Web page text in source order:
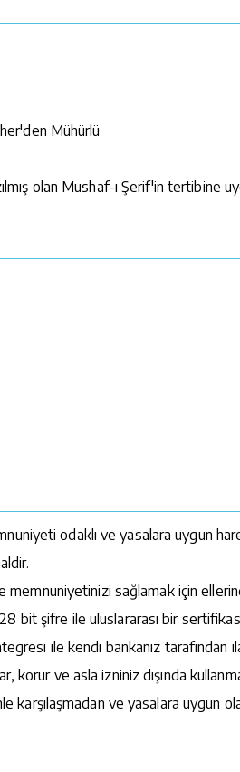
Mühürlü
olan Mushaf-ı Şerif'in tertibine
odaklı ve yasalara uygun
sağlamak için
bit şifre ile uluslararası bir
ile kendi bankanız tarafından
korur ve asla izniniz dışında
karşılaşmadan ve yasalara uygun